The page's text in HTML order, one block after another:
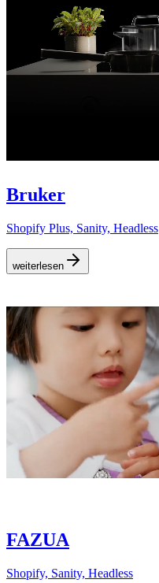
Bruker
Shopify Plus, Sanity, Headless
weiterlesen
FAZUA
Shopify, Sanity, Headless